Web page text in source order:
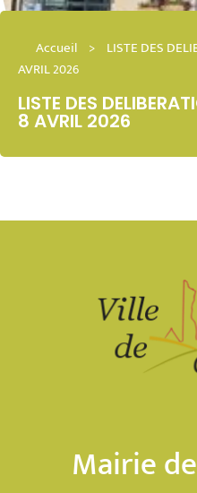
Accueil > LISTE DES
AVRIL 2026
LISTE DES
8 AVRIL 2026
Mairie